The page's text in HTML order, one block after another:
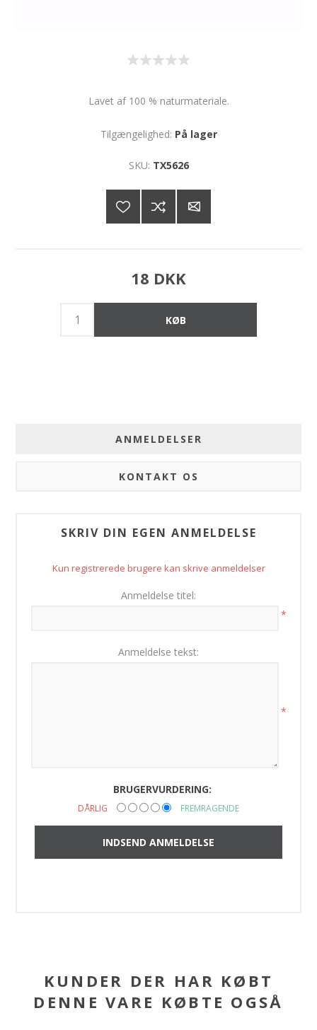
Lavet af 100 % naturmateriale.
Tilgængelighed: På lager
SKU: TX5626
18 DKK
ANMELDELSER
KONTAKT OS
SKRIV DIN EGEN ANMELDELSE
Kun registrerede brugere kan skrive anmeldelser
Anmeldelse titel:
*
Anmeldelse tekst:
*
BRUGERVURDERING:
DÅRLIG FREMRAGENDE
KUNDER DER HAR KØBT
DENNE VARE KØBTE OGSÅ